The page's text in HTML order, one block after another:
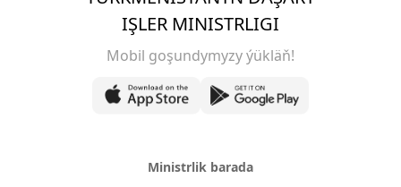
IŞLER MINISTRLIGI
Mobil goşundymyzy ýükläň!
Ministrlik barada